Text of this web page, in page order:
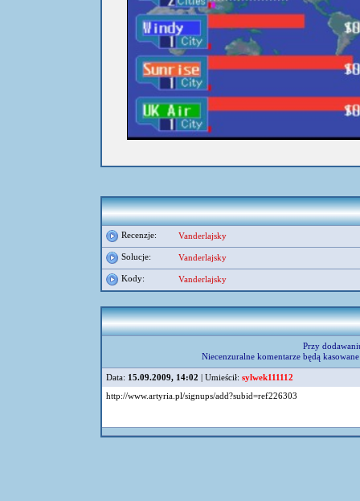
Recenzje: Vanderlajsky
Solucje: Vanderlajsky
Kody: Vanderlajsky
Przy
Niecenzuralne komentarze będą
Data: 15.09.2009, 14:02 | Umieścił: sylwek111112
http://www.artyria.pl/signups/add?subid=ref226303